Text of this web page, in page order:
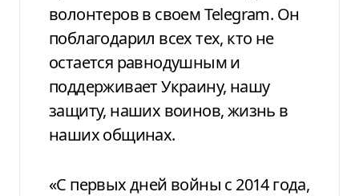
волонтеров в своем Telegram. Он
поблагодарил всех тех, кто не
остается равнодушным и
поддерживает Украину, нашу
защиту, наших воинов, жизнь в
наших общинах.
«С первых дней войны с 2014 года,